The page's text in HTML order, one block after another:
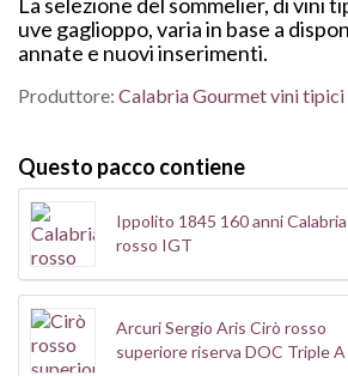
uve gaglioppo, varia in base a
annate e nuovi inserimenti.
Produttore: Calabria Gourmet vini
Questo pacco contiene
Ippolito 1845 160 anni Calabria
rosso IGT
Arcuri Sergio Aris Cirò rosso
superiore riserva DOC Triple A